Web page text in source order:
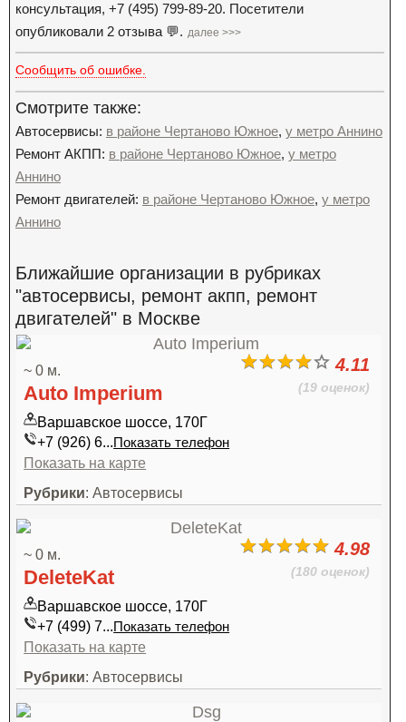
консультация, +7 (495) 799-89-20. Посетители
опубликовали 2 отзыва 💬. далее >>>
Сообщить об ошибке.
Смотрите также:
Автосервисы: в районе Чертаново Южное, у метро Аннино
Ремонт АКПП: в районе Чертаново Южное, у метро
Аннино
Ремонт двигателей: в районе Чертаново Южное, у метро
Аннино
Ближайшие организации в рубриках
"автосервисы, ремонт акпп, ремонт
двигателей" в Москве
4.11
(19 оценок)
~ 0 м.
Auto Imperium
Варшавское шоссе, 170Г
+7 (926) 6...Показать телефон
Показать на карте
Рубрики: Автосервисы
4.98
(180 оценок)
~ 0 м.
DeleteKat
Варшавское шоссе, 170Г
+7 (499) 7...Показать телефон
Показать на карте
Рубрики: Автосервисы